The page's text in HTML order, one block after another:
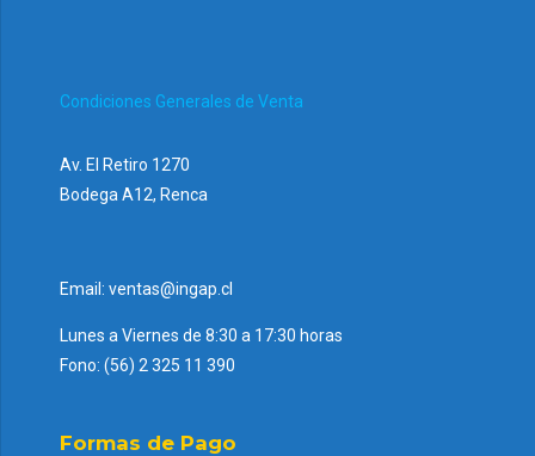
Condiciones Generales de Venta
Av. El Retiro 1270
Bodega A12, Renca
Email: ventas@ingap.cl
Lunes a Viernes de 8:30 a 17:30 horas
Fono: (56) 2 325 11 390
Formas de Pago